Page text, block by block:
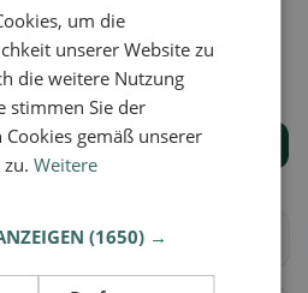
deine Restaurantsuche.
anzeigen
Waltenstein
um die
unserer Website zu
die weitere Nutzung
stimmen Sie der
gemäß unserer
zu.Weitere
(1650) →